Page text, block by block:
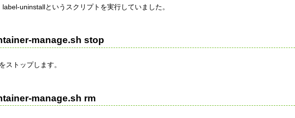
uninstallというスクリプトを実行していました。
manage.sh stop
ストップします。
manage.sh rm